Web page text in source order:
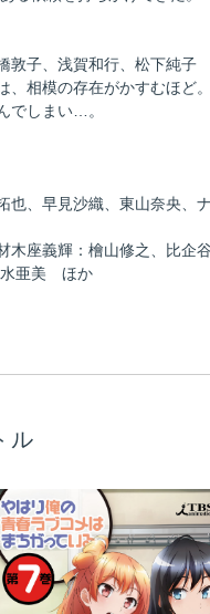
敦子、浅賀和行、松下純子
相模の存在がかすむほど
でしまい…。
、早見沙織、東山奈央
座義輝：檜山修之、比企
水亜美 ほか
ル